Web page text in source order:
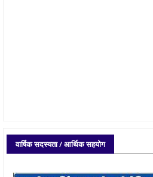
वार्षिक सदस्यता / आर्थिक सहयोग